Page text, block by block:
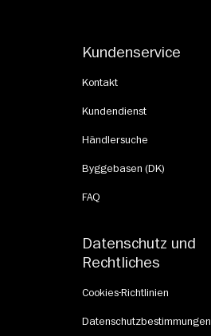
Kundenservice
Kontakt
Kundendienst
Händlersuche
Byggebasen (DK)
FAQ
Datenschutz und
Rechtliches
Cookies-Richtlinien
Datenschutzbestimmungen